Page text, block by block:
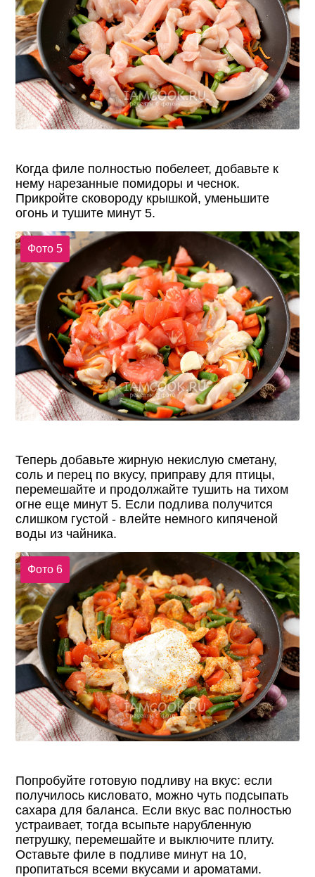
Когда филе полностью побелеет, добавьте к
нему нарезанные помидоры и чеснок.
Прикройте сковороду крышкой, уменьшите
огонь и тушите минут 5.
Фото 5
Теперь добавьте жирную некислую сметану,
соль и перец по вкусу, приправу для птицы,
перемешайте и продолжайте тушить на тихом
огне еще минут 5. Если подлива получится
слишком густой - влейте немного кипяченой
воды из чайника.
Фото 6
Попробуйте готовую подливу на вкус: если
получилось кисловато, можно чуть подсыпать
сахара для баланса. Если вкус вас полностью
устраивает, тогда всыпьте нарубленную
петрушку, перемешайте и выключите плиту.
Оставьте филе в подливе минут на 10,
пропитаться всеми вкусами и ароматами.